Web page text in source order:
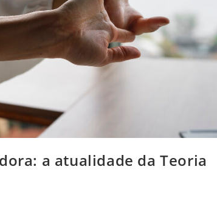
a atualidade da Teoria